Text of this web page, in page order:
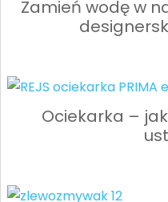
Zamień wodę w
Ociekarka –